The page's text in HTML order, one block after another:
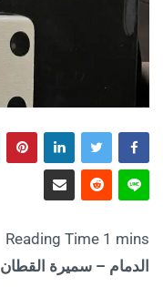
الدمام – سميرة القطان